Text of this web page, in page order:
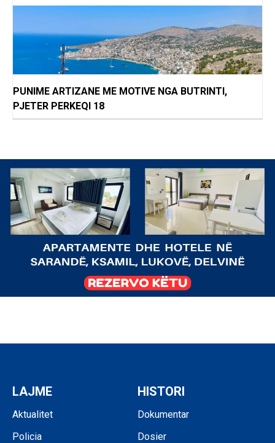
PUNIME ARTIZANE ME MOTIVE NGA BUTRINTI,
PJETER PERKEQI 18
LAJME
Aktualitet
Policia
HISTORI
Dokumentar
Dosier